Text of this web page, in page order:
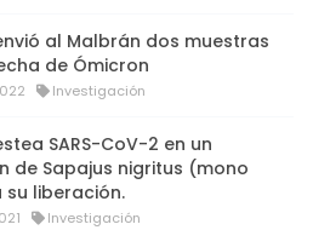
al Malbrán dos muestras
de Ómicron
Investigación
SARS-CoV-2 en un
de Sapajus nigritus (mono
liberación.
Investigación